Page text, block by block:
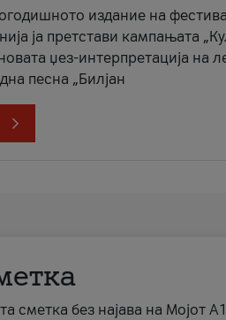
издание на
ја претстави кампањата
џез-интерпретација на
песна „Билјан
сметка без најава на Мојот